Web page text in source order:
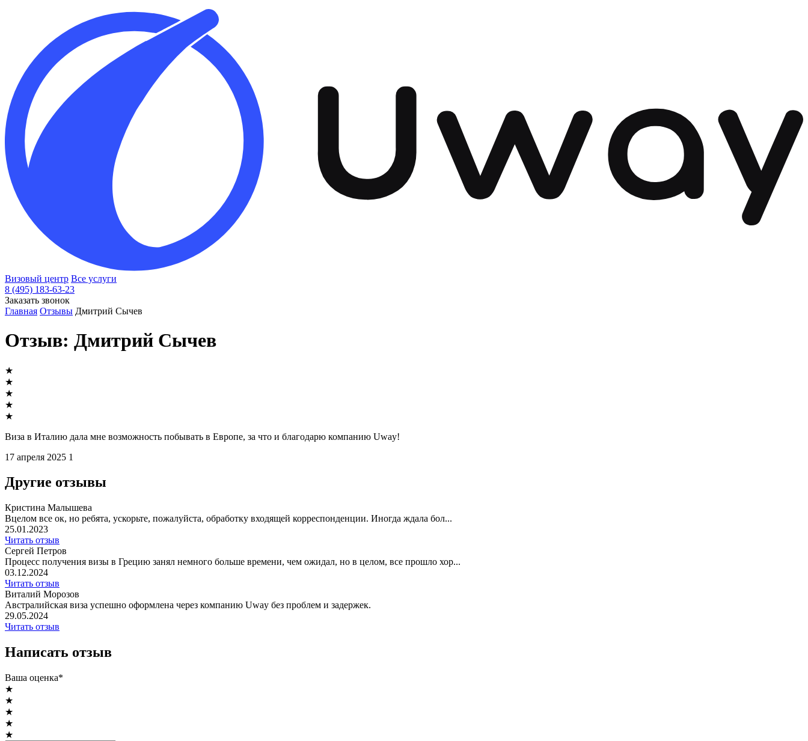
Визовый центр Все услуги
8 (495) 183-63-23
Заказать звонок
Главная Отзывы Дмитрий Сычев
Отзыв: Дмитрий Сычев
★
★
★
★
★
Виза в Италию дала мне возможность побывать в Европе, за что и благодарю компанию Uway!
17 апреля 2025 1
Другие отзывы
Кристина Малышева
Вцелом все ок, но ребята, ускорьте, пожалуйста, обработку входящей корреспонденции. Иногда ждала бол...
25.01.2023
Читать отзыв
Сергей Петров
Процесс получения визы в Грецию занял немного больше времени, чем ожидал, но в целом, все прошло хор...
03.12.2024
Читать отзыв
Виталий Морозов
Австралийская виза успешно оформлена через компанию Uway без проблем и задержек.
29.05.2024
Читать отзыв
Написать отзыв
Ваша оценка*
★
★
★
★
★